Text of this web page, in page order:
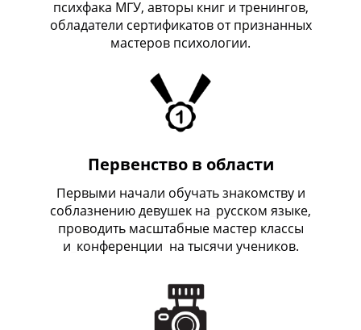
психфака МГУ, авторы книг и тренингов,
обладатели сертификатов от признанных
мастеров психологии.
Первенство в области
Первыми начали обучать знакомству и
соблазнению девушек на русском языке,
проводить масштабные мастер классы
и конференции на тысячи учеников.